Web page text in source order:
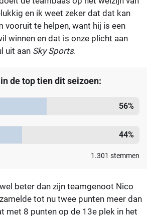
en ik weet zeker dat dat kan
vooruit te helpen, want hij is een
winnen en dat is onze plicht aan
uit aan Sky Sports.
de top tien dit seizoen:
56%
44%
1.301 stemmen
beter dan zijn teamgenoot Nico
tot nu twee punten meer dan
met 8 punten op de 13e plek in het